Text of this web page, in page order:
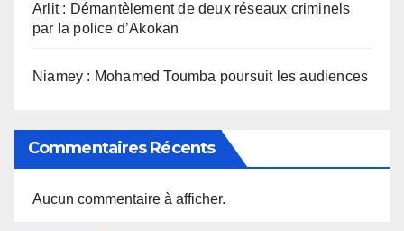
Arlit : Démantèlement de deux réseaux criminels
par la police d’Akokan
Niamey : Mohamed Toumba poursuit les audiences
Commentaires Récents
Aucun commentaire à afficher.